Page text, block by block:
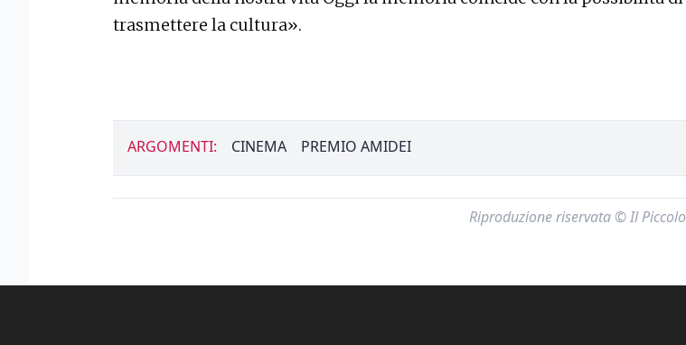
trasmettere la cultura».
ARGOMENTI: CINEMA PREMIO AMIDEI
Riproduzione riservata © Il Piccolo